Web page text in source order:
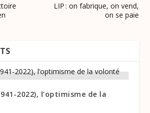
LIP : on fabrique, on vend,
on se paie
2022), l’optimisme de la